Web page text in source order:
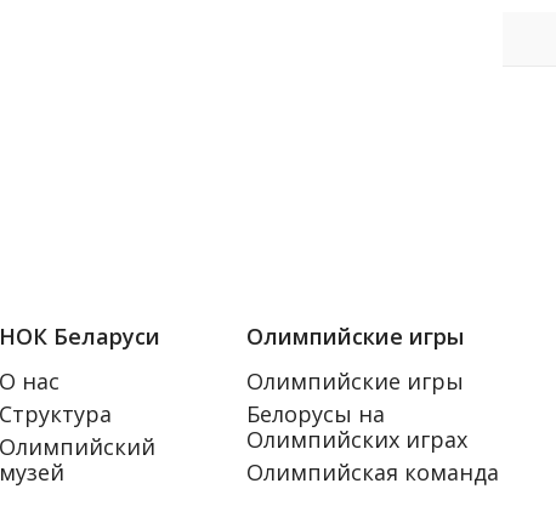
НОК Беларуси
О нас
Структура
Олимпийский
музей
Олимпийские игры
Олимпийские игры
Белорусы на
Олимпийских играх
Олимпийская команда